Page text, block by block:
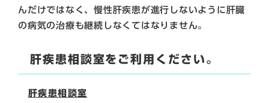
んだけではなく、慢性肝疾患が進行しないように肝臓
の病気の治療も継続しなくてはなりません。
肝疾患相談室をご利用ください。
肝疾患相談室